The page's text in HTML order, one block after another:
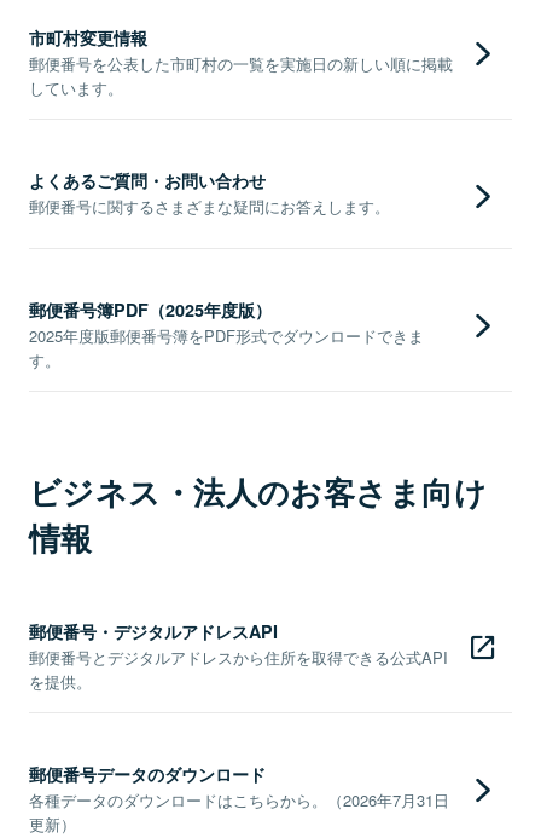
市町村変更情報
郵便番号を公表した市町村の一覧を実施日の新しい順に掲載
しています。
よくあるご質問・お問い合わせ
郵便番号に関するさまざまな疑問にお答えします。
郵便番号簿PDF（2025年度版）
2025年度版郵便番号簿をPDF形式でダウンロードできま
す。
ビジネス・法人のお客さま向け
情報
郵便番号・デジタルアドレスAPI
郵便番号とデジタルアドレスから住所を取得できる公式API
を提供。
郵便番号データのダウンロード
各種データのダウンロードはこちらから。（2026年7月31日
更新）